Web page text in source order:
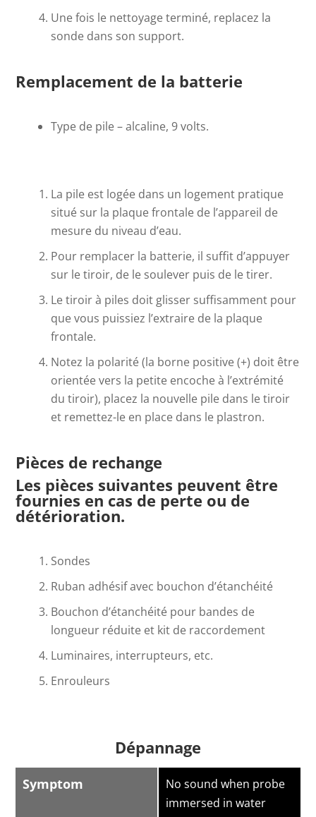
Une fois le nettoyage terminé, replacez la
sonde dans son support.
Remplacement de la batterie
Type de pile – alcaline, 9 volts.
La pile est logée dans un logement pratique
situé sur la plaque frontale de l’appareil de
mesure du niveau d’eau.
Pour remplacer la batterie, il suffit d’appuyer
sur le tiroir, de le soulever puis de le tirer.
Le tiroir à piles doit glisser suffisamment pour
que vous puissiez l’extraire de la plaque
frontale.
Notez la polarité (la borne positive (+) doit être
orientée vers la petite encoche à l’extrémité
du tiroir), placez la nouvelle pile dans le tiroir
et remettez-le en place dans le plastron.
Pièces de rechange
Les pièces suivantes peuvent être
fournies en cas de perte ou de
détérioration.
Sondes
Ruban adhésif avec bouchon d’étanchéité
Bouchon d’étanchéité pour bandes de
longueur réduite et kit de raccordement
Luminaires, interrupteurs, etc.
Enrouleurs
Dépannage
Symptom
No sound when probe
immersed in water